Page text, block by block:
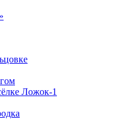
Ложок-1